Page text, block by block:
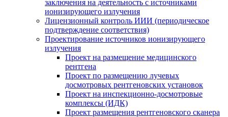
заключения на деятельность с источниками
ионизирующего излучения
Лицензионный контроль ИИИ (периодическое
подтверждение соответствия)
Проектирование источников ионизирующего
излучения
Проект на размещение медицинского
рентгена
Проект по размещению лучевых
досмотровых рентгеновских установок
Проект на инспекционно-досмотровые
комплексы (ИДК)
Проект размещения рентгеновского сканера